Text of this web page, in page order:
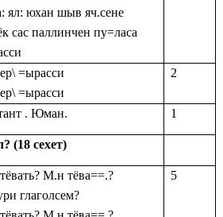
ял: юхан шыв яч.сене
сас паллинчен пу=ласа
=ырасси
=ырасси
2
. Юман. 1
(18 сехет)
? М.н тёва==.?
глаголсем?
5